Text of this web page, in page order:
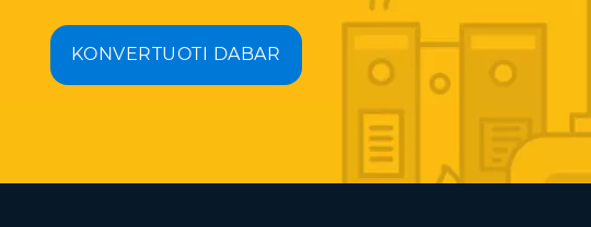
KONVERTUOTI DABAR